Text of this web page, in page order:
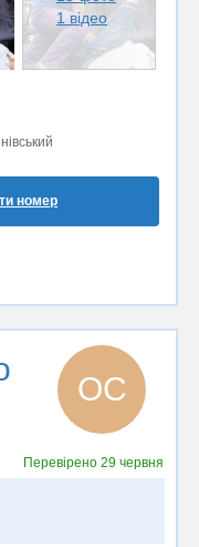
1 відео
номер
ОС
Перевірено29 червня